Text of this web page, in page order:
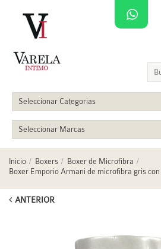
Seleccionar Categorias
Seleccionar Marcas
Inicio Boxers
Boxer de Microfibra
Boxer Emporio Armani de microfibra gris
ANTERIOR